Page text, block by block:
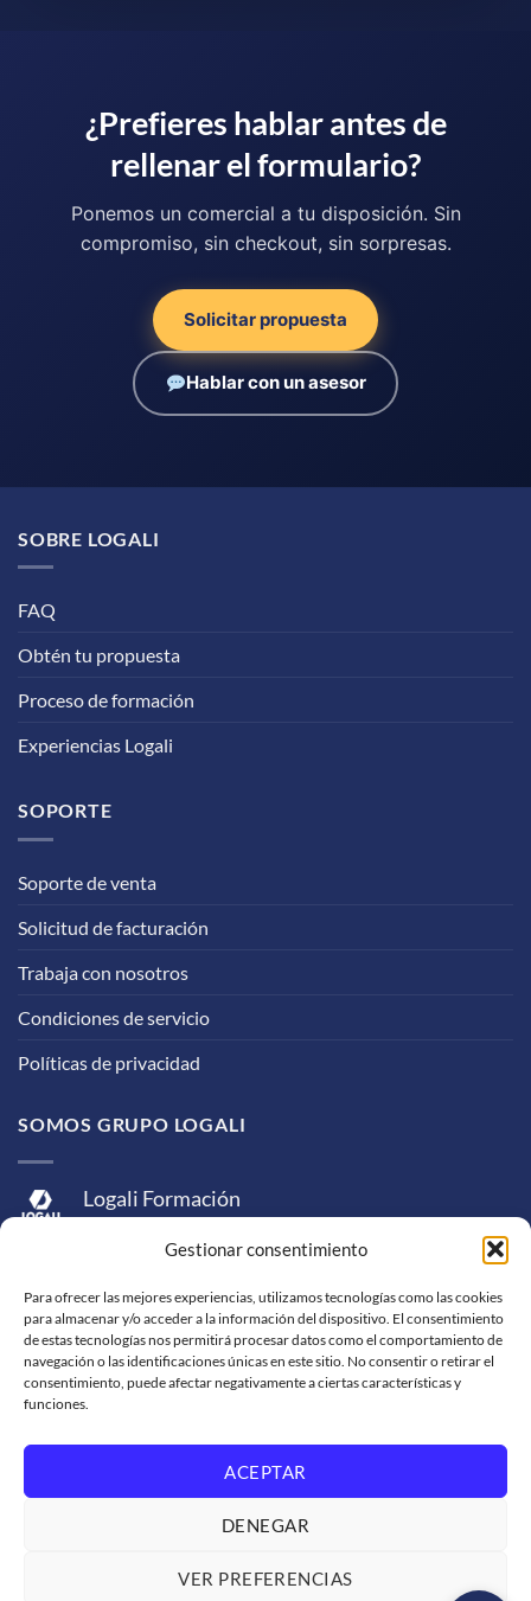
Gestionar consentimiento
Para ofrecer las mejores experiencias, utilizamos tecnologías como las cookies
para almacenar y/o acceder a la información del dispositivo. El consentimiento
de estas tecnologías nos permitirá procesar datos como el comportamiento de
navegación o las identificaciones únicas en este sitio. No consentir o retirar el
consentimiento, puede afectar negativamente a ciertas características y
funciones.
ACEPTAR
DENEGAR
VER PREFERENCIAS
¿Prefieres hablar antes de
rellenar el formulario?
Ponemos un comercial a tu disposición. Sin
compromiso, sin checkout, sin sorpresas.
Solicitar propuesta
Hablar con un asesor
SOBRE LOGALI
FAQ
Obtén tu propuesta
Proceso de formación
Experiencias Logali
SOPORTE
Soporte de venta
Solicitud de facturación
Trabaja con nosotros
Condiciones de servicio
Políticas de privacidad
SOMOS GRUPO LOGALI
Logali Formación
Logali Consultoría
Logali Ingeniería
Express
Skrill
Western
SOPORTE DE VENTA
SOLICITUD DE FACTURACIÓN
CONDICIONES DE SERVICIO